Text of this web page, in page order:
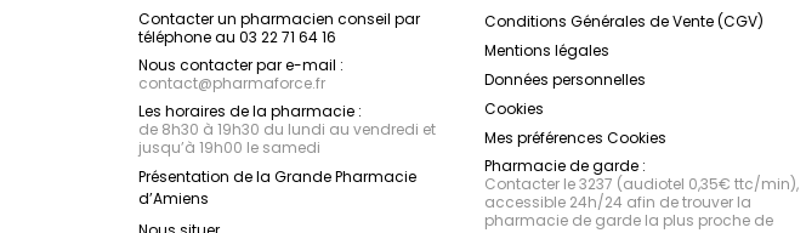
Contacter un pharmacien conseil par
téléphone au 03 22 71 64 16
Nous contacter par e-mail :
contact@pharmaforce.fr
Les horaires de la pharmacie :
de 8h30 à 19h30 du lundi au vendredi et
jusqu’à 19h00 le samedi
Présentation de la Grande Pharmacie
d’Amiens
Conditions Générales de Vente (CGV)
Mentions légales
Données personnelles
Cookies
Mes préférences Cookies
Pharmacie de garde :
Contacter le 3237 (audiotel 0,35€ ttc/min),
accessible 24h/24 afin de trouver la
pharmacie de garde la plus proche de